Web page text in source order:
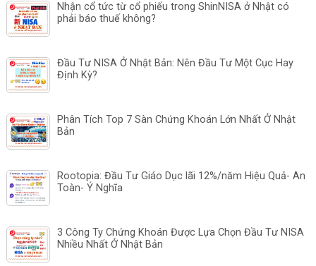
Nhận cổ tức từ cổ phiếu trong ShinNISA ở Nhật có
phải báo thuế không?
Đầu Tư NISA Ở Nhật Bản: Nên Đầu Tư Một Cục Hay
Định Kỳ?
Phân Tích Top 7 Sàn Chứng Khoán Lớn Nhất Ở Nhật
Bản
Rootopia: Đầu Tư Giáo Dục lãi 12%/năm Hiệu Quả- An
Toàn- Ý Nghĩa
3 Công Ty Chứng Khoán Được Lựa Chọn Đầu Tư NISA
Nhiều Nhất Ở Nhật Bản